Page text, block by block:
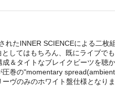
れたINNER SCIENCEによる二
してはもちろん、既にライブで
＆タイトなブレイクビーツを
圧巻の"momentary
ヴのみのホワイト盤仕様となり